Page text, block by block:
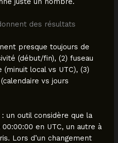
des résultats
presque toujours de
(début/fin), (2) fuseau
local vs UTC), (3)
vs jours
un outil considère que la
en UTC, un autre à
Lors d’un changement